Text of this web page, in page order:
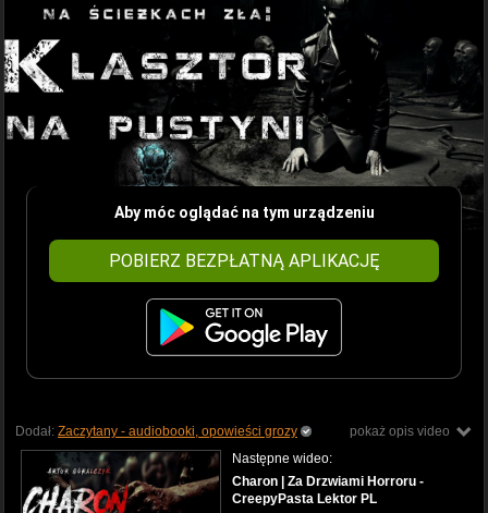
Aby móc oglądać na tym urządzeniu
POBIERZ BEZPŁATNĄ APLIKACJĘ
pokaż opis video
Dodał: Zaczytany - audiobooki, opowieści grozy
Następne wideo:
Charon | Za Drzwiami Horroru -
CreepyPasta Lektor PL